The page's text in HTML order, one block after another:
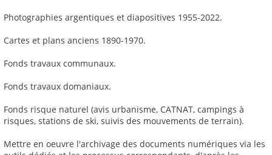
Photographies argentiques et diapositives 1955-2022.
Cartes et plans anciens 1890-1970.
Fonds travaux communaux.
Fonds travaux domaniaux.
Fonds risque naturel (avis urbanisme, CATNAT, campings à
risques, stations de ski, suivis des mouvements de terrain).
Mettre en oeuvre l'archivage des documents numériques via les